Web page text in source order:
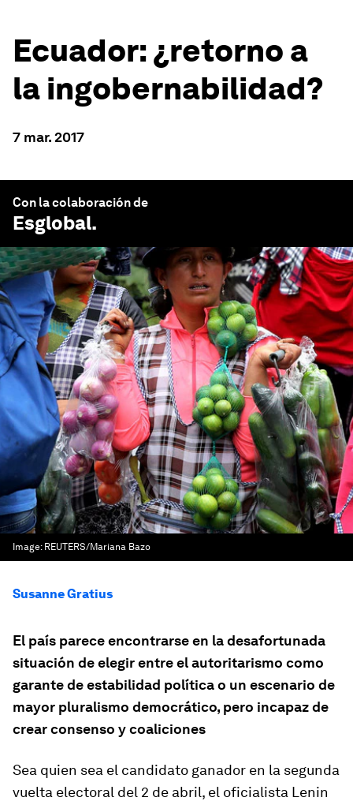
Ecuador: ¿retorno a
la ingobernabilidad?
7 mar. 2017
Con la colaboración de
Esglobal.
Image: REUTERS/Mariana Bazo
Susanne Gratius
El país parece encontrarse en la desafortunada
situación de elegir entre el autoritarismo como
garante de estabilidad política o un escenario de
mayor pluralismo democrático, pero incapaz de
crear consenso y coaliciones
Sea quien sea el candidato ganador en la segunda
vuelta electoral del 2 de abril, el oficialista Lenin